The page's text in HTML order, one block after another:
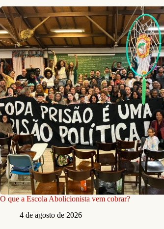
O que a Escola Abolicionista vem cobrar?
4 de agosto de 2026